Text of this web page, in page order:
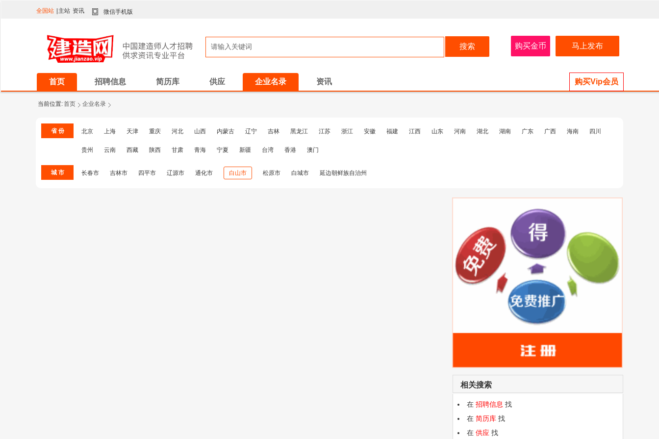
全国站 主站 资讯 微信手机版
马上发布
购买金币
首页 招聘信息 简历库 供应 企业名录 资讯 购买Vip会员
当前位置:首页 企业名录
省 份 北京 上海 天津 重庆 河北 山西 内蒙古 辽宁 吉林 黑龙江 江苏 浙江 安徽 福建 江西 山东 河南 湖北 湖南 广东 广西 海南 四川
贵州 云南 西藏 陕西 甘肃 青海 宁夏 新疆 台湾 香港 澳门
城 市 长春市 吉林市 四平市 辽源市 通化市 白山市 松原市 白城市 延边朝鲜族自治州
相关搜索
在 招聘信息 找
在 简历库 找
在 供应 找